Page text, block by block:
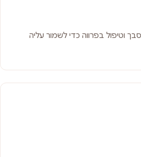
וטיפול בפרווה כדי לשמור עליה